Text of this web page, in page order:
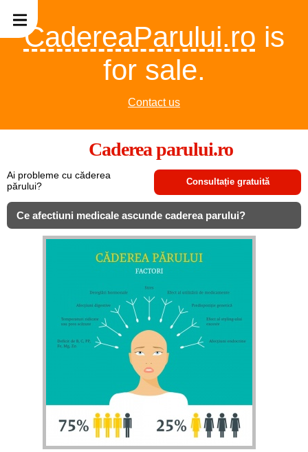
CadereaParului.ro is
for sale.
Contact us
Caderea parului.ro
Ai probleme cu căderea
părului?
Consultație gratuită
Ce afectiuni medicale ascunde caderea parului?